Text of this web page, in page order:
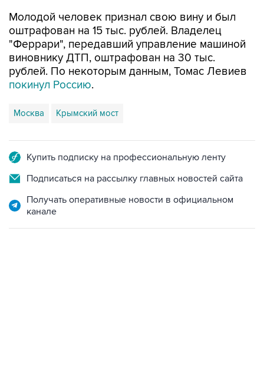
Молодой человек признал свою вину и был
оштрафован на 15 тыс. рублей. Владелец
"Феррари", передавший управление машиной
виновнику ДТП, оштрафован на 30 тыс.
рублей. По некоторым данным, Томас Левиев
покинул Россию.
Москва Крымский мост
Купить подписку на профессиональную ленту
Подписаться на рассылку главных новостей сайта
Получать оперативные новости в официальном
канале